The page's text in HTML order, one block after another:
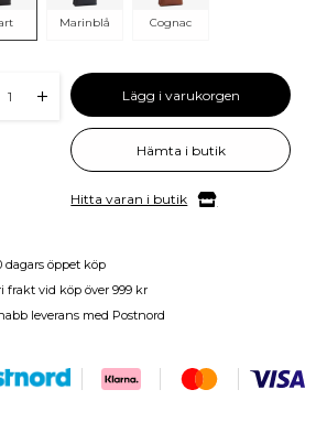
Marinblå Cognac
1 Lägg i varukorgen
Hämta i butik
Hitta varan i butik
dagars öppet köp
frakt vid köp över 999 kr
leverans med Postnord